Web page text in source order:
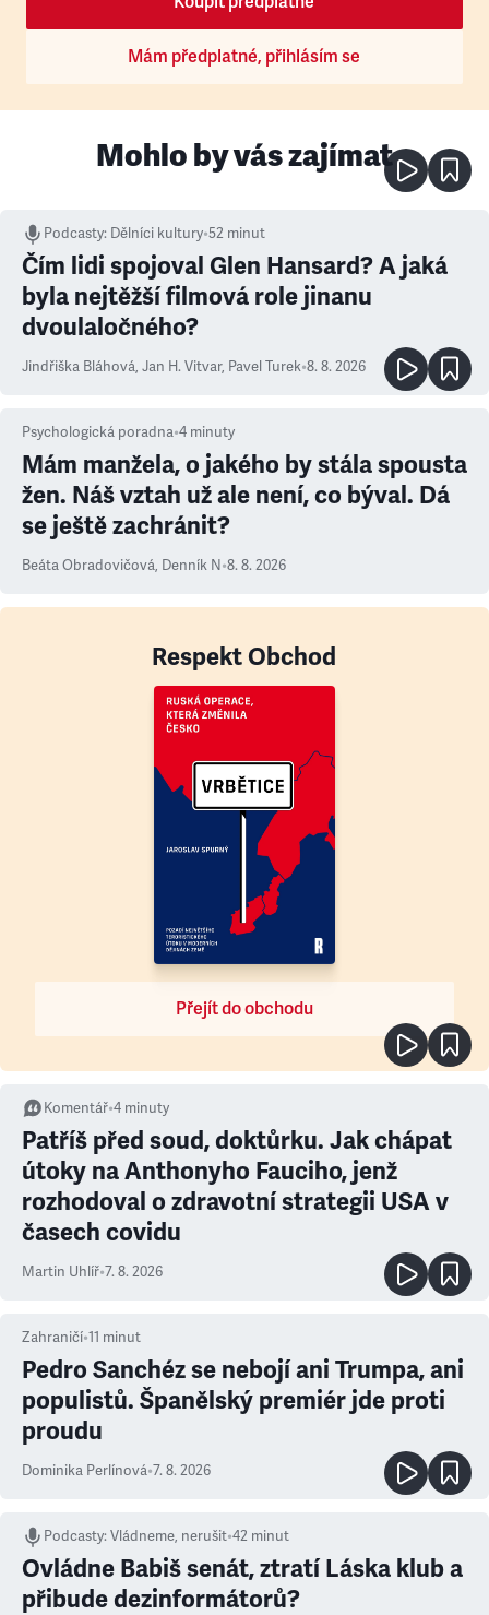
Mám předplatné, přihlásím se
Mohlo by vás zajímat
Podcasty: Dělníci kultury•52 minut
Čím lidi spojoval Glen Hansard? A jaká
byla nejtěžší filmová role jinanu
dvoulaločného?
Jindřiška Bláhová, Jan H. Vitvar, Pavel Turek•8. 8. 2026
Psychologická poradna•4 minuty
Mám manžela, o jakého by stála spousta
žen. Náš vztah už ale není, co býval. Dá
se ještě zachránit?
Beáta Obradovičová, Denník N•8. 8. 2026
Respekt Obchod
Přejít do obchodu
Komentář•4 minuty
Patříš před soud, doktůrku. Jak chápat
útoky na Anthonyho Fauciho, jenž
rozhodoval o zdravotní strategii USA v
časech covidu
Martin Uhlíř•7. 8. 2026
Zahraničí•11 minut
Pedro Sanchéz se nebojí ani Trumpa, ani
populistů. Španělský premiér jde proti
proudu
Dominika Perlínová•7. 8. 2026
Podcasty:Vládneme, nerušit•42 minut
Ovládne Babiš senát, ztratí Láska klub a
přibude dezinformátorů?